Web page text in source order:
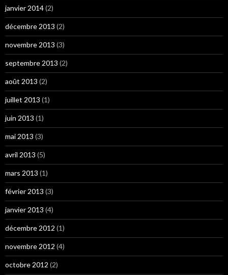
janvier 2014(2)
décembre 2013 (2)
novembre 2013 (3)
septembre 2013 (2)
août 2013 (2)
juillet 2013 (1)
juin 2013 (1)
mai 2013 (3)
avril 2013 (5)
mars 2013 (1)
février 2013 (3)
janvier 2013 (4)
décembre 2012 (1)
novembre 2012 (4)
octobre 2012 (2)